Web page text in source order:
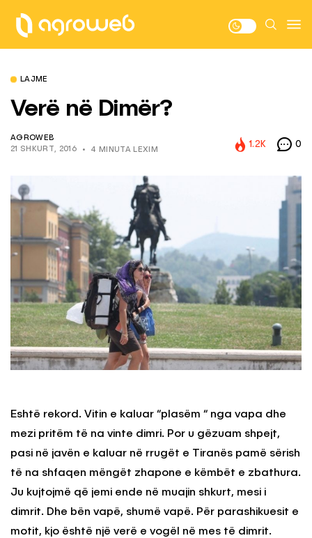
LAJME
Verë në Dimër?
AGROWEB
21 SHKURT, 2016
4 MINUTA LEXIM
1.2K 0
Eshtë rekord. Vitin e kaluar “plasëm “ nga vapa dhe
mezi pritëm të na vinte dimri. Por u gëzuam shpejt,
pasi në javën e kaluar në rrugët e Tiranës pamë sërish
të na shfaqen mëngët zhapone e këmbët e zbathura.
Ju kujtojmë që jemi ende në muajin shkurt, mesi i
dimrit. Dhe bën vapë, shumë vapë. Për parashikuesit e
motit, kjo është një verë e vogël në mes të dimrit.